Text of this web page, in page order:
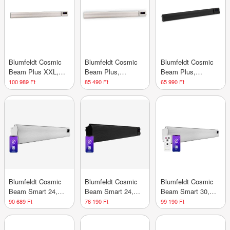
Blumfeldt Cosmic
Beam Plus XXL,
infravörös
hősugárzó, 3000 W,
100 989 Ft
Blumfeldt Cosmic
Beam Plus,
infravörös
hősugárzó, 2400 W,
85 490 Ft
Blumfeldt Cosmic
Beam Plus,
infravörös terasz
hősugárzó, 2400 W,
65 990 Ft
Blumfeldt Cosmic
Beam Smart 24,
infravörös
hősugárzó, 2400 W,
90 689 Ft
Blumfeldt Cosmic
Beam Smart 24,
infravörös
hősugárzó, 2400 W,
76 190 Ft
Blumfeldt Cosmic
Beam Smart 30,
infravörös
hősugárzó, 3000 W,
99 190 Ft